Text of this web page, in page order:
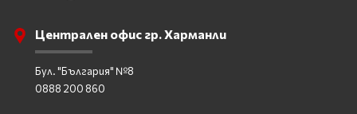
Централен офис гр. Харманли
Бул. "България" №8
0888 200 860